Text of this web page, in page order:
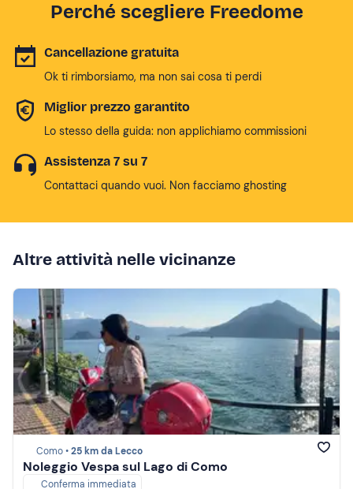
Perché scegliere Freedome
Cancellazione gratuita
Ok ti rimborsiamo, ma non sai cosa ti perdi
Miglior prezzo garantito
Lo stesso della guida: non applichiamo commissioni
Assistenza 7 su 7
Contattaci quando vuoi. Non facciamo ghosting
Altre attività nelle vicinanze
Como •25 km da Lecco
Noleggio Vespa sul Lago di Como
Conferma immediata